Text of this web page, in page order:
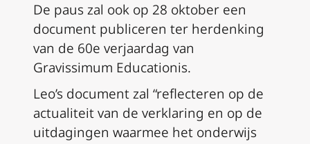
De paus zal ook op 28 oktober een
document publiceren ter herdenking
van de 60e verjaardag van
Gravissimum Educationis.
Leo’s document zal “reflecteren op de
actualiteit van de verklaring en op de
uitdagingen waarmee het onderwijs